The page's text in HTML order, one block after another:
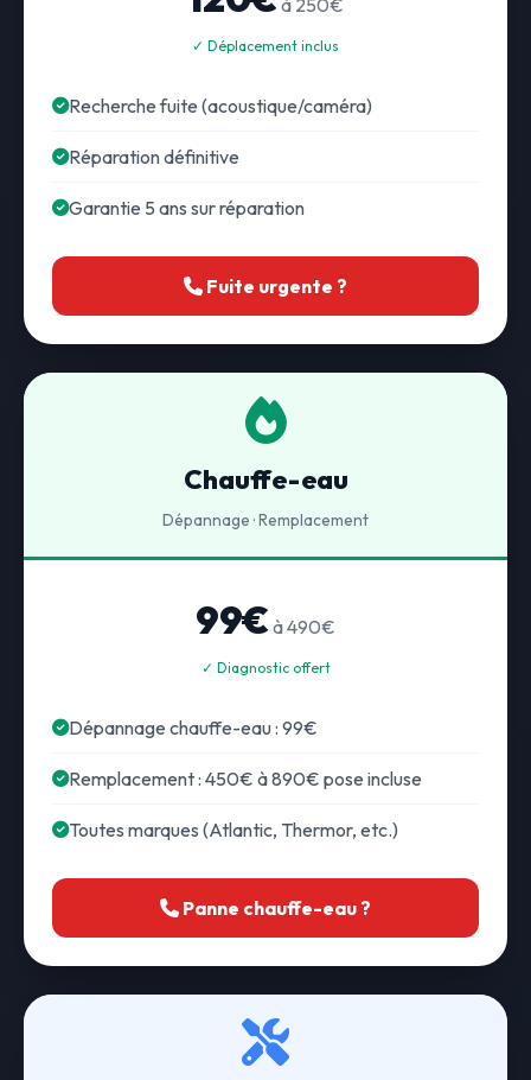
à 250€
✓ Déplacement inclus
Recherche fuite (acoustique/caméra)
Réparation définitive
Garantie 5 ans sur réparation
Fuite urgente ?
Chauffe-eau
Dépannage · Remplacement
99€ à 490€
✓ Diagnostic offert
Dépannage chauffe-eau : 99€
Remplacement : 450€ à 890€ pose incluse
Toutes marques (Atlantic, Thermor, etc.)
Panne chauffe-eau ?